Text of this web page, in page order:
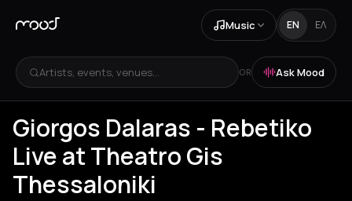
Music EN ΕΛ
Artists, events, venues... OR Ask Mood
Giorgos Dalaras - Rebetiko
Live at Theatro Gis
Thessaloniki